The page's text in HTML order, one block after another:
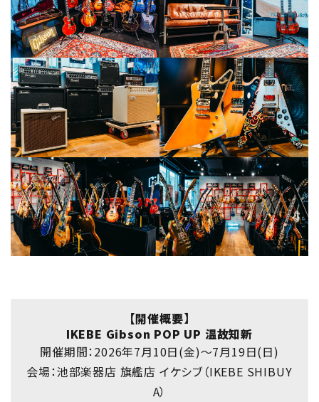
【開催概要】
IKEBE Gibson POP UP 温故知新
開催期間：2026年7月10日(金)〜7月19日(日)
会場：池部楽器店 旗艦店 イケシブ（IKEBE SHIBUY
A）